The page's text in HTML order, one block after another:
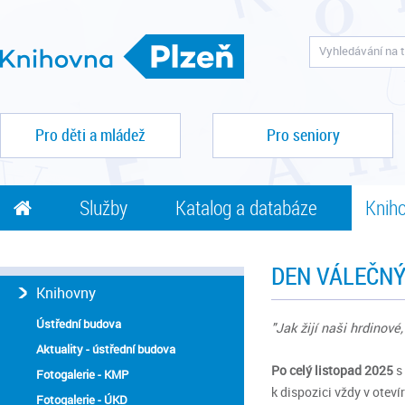
Pro děti a mládež Pro seniory
Služby Katalog a databáze
DEN
"Jak žijí naši
Po celý listopad 2025
k dispozici vždy v
Knihovny
Ústřední budova
Aktuality - ústřední budova
Fotogalerie - KMP
Fotogalerie - ÚKD